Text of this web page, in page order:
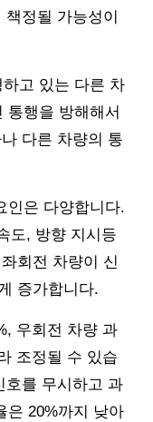
정될 가능성이
고 있는 다른 차
통행을 방해해서
다른 차량의 통
인은 다양합니다.
도, 방향 지시등
회전 차량이 신
증가합니다.
우회전 차량 과
조정될 수 있습
호를 무시하고 과
은 20%까지 낮아